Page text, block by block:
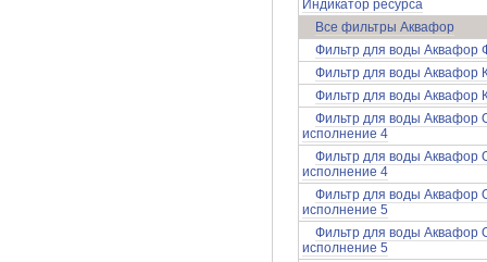
Индикатор ресурса
Все фильтры Аквафор
Фильтр для воды Аквафор
Фильтр для воды Аквафор
Фильтр для воды Аквафор
Фильтр для воды
исполнение 4
Фильтр для воды
исполнение 4
Фильтр для воды
исполнение 5
Фильтр для воды
исполнение 5